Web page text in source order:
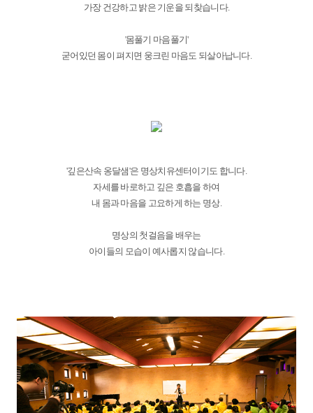
가장 건강하고 밝은 기운을 되찾습니다.
'몸풀기 마음풀기'
굳어있던 몸이 펴지면 웅크린 마음도 되살아납니다.
'깊은산속 옹달샘'은 명상치유센터이기도 합니다.
자세를 바로하고 깊은 호흡을 하여
내 몸과 마음을 고요하게 하는 명상.
명상의 첫걸음을 배우는
아이들의 모습이 예사롭지 않습니다.